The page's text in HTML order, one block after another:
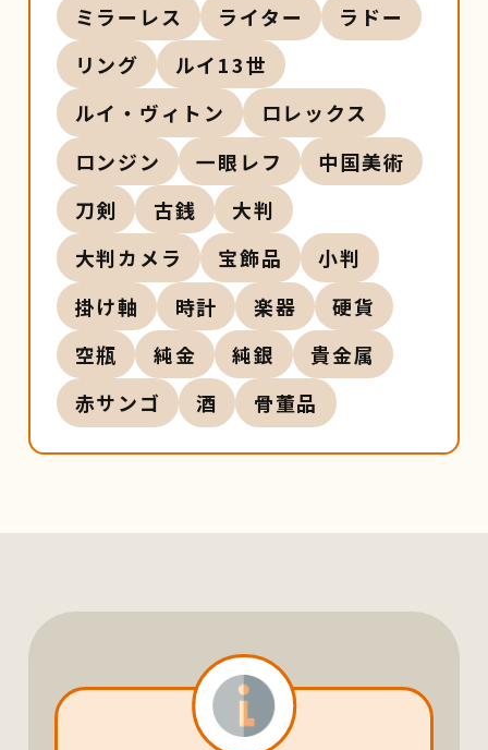
ミラーレス
ライター
ラドー
リング
ルイ13世
ルイ・ヴィトン
ロレックス
ロンジン
一眼レフ
中国美術
刀剣
古銭
大判
大判カメラ
宝飾品
小判
掛け軸
時計 楽器
硬貨
空瓶
純金 純銀
貴金属
赤サンゴ
酒 骨董品